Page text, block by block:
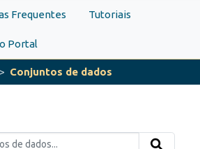
Frequentes Tutoriais
Portal
Conjuntos de dados